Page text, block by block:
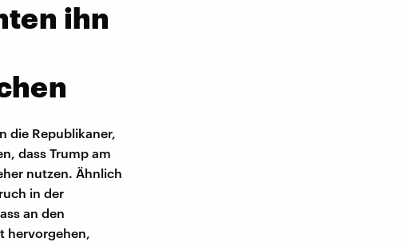
ihn
die Republikaner,
dass Trump am
nutzen. Ähnlich
in der
an den
hervorgehen,